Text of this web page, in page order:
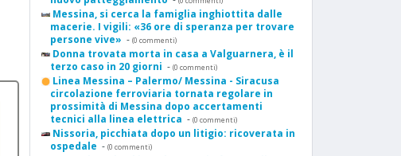
Messina, si cerca la famiglia inghiottita dalle
macerie. I vigili: «36 ore di speranza per trovare
persone vive» - (0 commenti)
Donna trovata morta in casa a Valguarnera, è il
terzo caso in 20 giorni - (0 commenti)
Linea Messina – Palermo/ Messina - Siracusa
circolazione ferroviaria tornata regolare in
prossimità di Messina dopo accertamenti
tecnici alla linea elettrica - (0 commenti)
Nissoria, picchiata dopo un litigio: ricoverata in
ospedale - (0 commenti)